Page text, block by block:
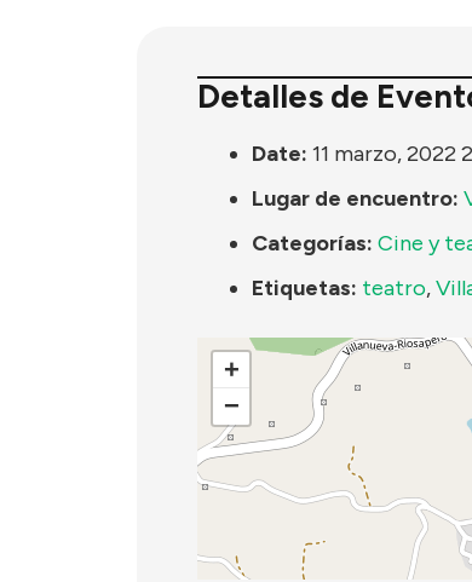
Detalles de
Date: 11 marzo, 2022
Lugar de encuentro:
Categorías: Cine y
Etiquetas: teatro,
+
−